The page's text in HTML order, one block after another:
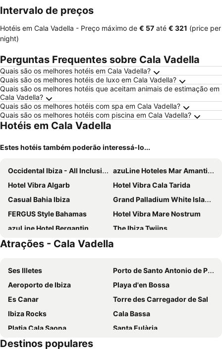
Intervalo de preços
Hotéis em Cala Vadella - Preço máximo de ‎€ 57 até ‎€ 321 (price per
night)
Perguntas Frequentes sobre Cala Vadella
Quais são os melhores hotéis em Cala Vadella?
Quais são os melhores hotéis de luxo em Cala Vadella?
Quais são os melhores hotéis que aceitam animais de estimação em
Cala Vadella?
Quais são os melhores hotéis com spa em Cala Vadella?
Quais são os melhores hotéis com piscina em Cala Vadella?
Hotéis em Cala Vadella
Estes hotéis também poderão interessá-lo...
Occidental Ibiza - All Inclusive
azuLine Hoteles Mar Amantis & II
Hotel Vibra Algarb
Hotel Vibra Cala Tarida
Casual Bahia Ibiza
Grand Palladium White Island Resort & Spa
FERGUS Style Bahamas
Hotel Vibra Mare Nostrum
azuLine Hotel Bergantin
The Ibiza Twiins
azuLine Hotel Pacific
Hotel Vibra Riviera
INNSiDE by Meliá Ibiza Beach
Hotel Royal Plaza
azuLine Hotel S'Anfora & Fleming
Hotel Vibra San Remo
Eurostars Ibiza
Ushuaia Ibiza Beach Hotel - Adults Only
Rosamar Ibiza Hotel
Hotel Tropical
Coral Star Hotel & Apartments
Grand Palladium Select Palace Ibiza
Hotel Vibra District - Adults Only
Atrações - Cala Vadella
Ses Illetes
Porto de Santo Antonio de Portmany
Aeroporto de Ibiza
Playa d'en Bossa
Es Canar
Torre des Carregador de Sal
Ibiza Rocks
Cala Bassa
Platja Cala Saona
Santa Eulària
Sa Real
Destinos populares